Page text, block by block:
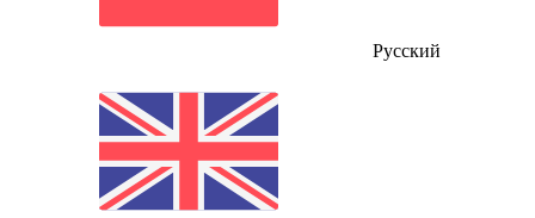
Русский